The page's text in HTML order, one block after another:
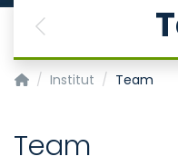
Previous
Institut für
Institut Team
Team